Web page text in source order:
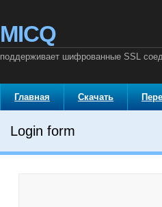
MICQ
поддерживает шифрованные SSL
Главная Скачать
Login form